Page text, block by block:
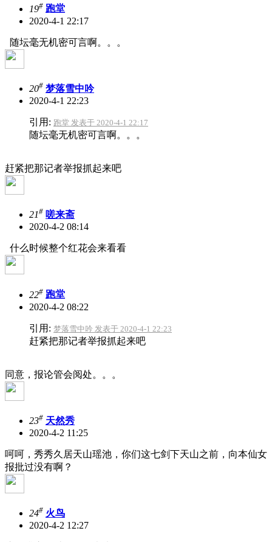
19# 跑堂
2020-4-1 22:17
随坛毫无机密可言啊。。。
20# 梦落雪中吟
2020-4-1 22:23
引用: 跑堂 发表于 2020-4-1 22:17
随坛毫无机密可言啊。。。
赶紧把那记者举报抓起来吧
21# 嗟来斋
2020-4-2 08:14
什么时候整个红花会来看看
22# 跑堂
2020-4-2 08:22
引用: 梦落雪中吟 发表于 2020-4-1 22:23
赶紧把那记者举报抓起来吧
同意，报论管会阅处。。。
23# 天然秀
2020-4-2 11:25
呵呵，秀秀久居天山瑶池，你们这七剑下天山之前，向本仙女
报批过没有啊？
24# 火鸟
2020-4-2 12:27